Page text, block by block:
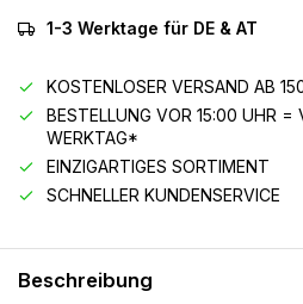
1-3 Werktage für DE & AT
KOSTENLOSER VERSAND AB
BESTELLUNG VOR 15:00 UHR =
WERKTAG*
EINZIGARTIGES SORTIMENT
SCHNELLER KUNDENSERVICE
Beschreibung